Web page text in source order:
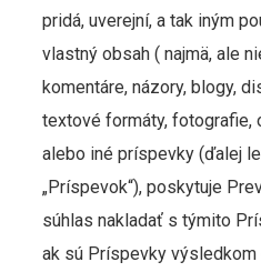
pridá, uverejní, a tak iným
vlastný obsah ( najmä, ale
komentáre, názory, blogy,
textové formáty, fotografie,
alebo iné príspevky (ďalej
„Príspevok“), poskytuje
súhlas nakladať s týmito
ak sú Príspevky